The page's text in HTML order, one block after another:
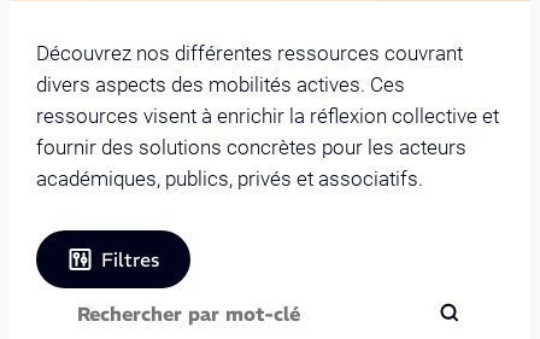
Découvrez nos différentes ressources couvrant
divers aspects des mobilités actives. Ces
ressources visent à enrichir la réflexion collective et
fournir des solutions concrètes pour les acteurs
académiques, publics, privés et associatifs.
Filtres